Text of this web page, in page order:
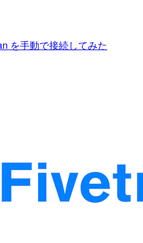
を手動で接続してみた